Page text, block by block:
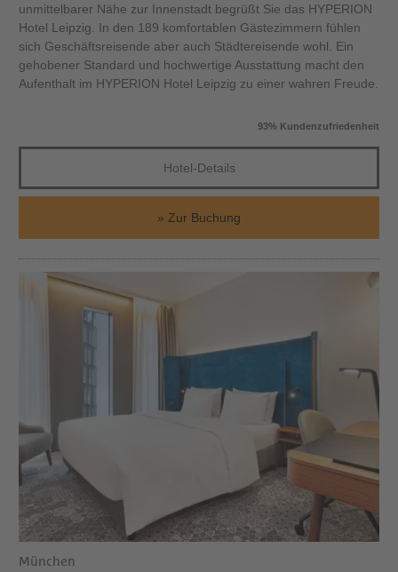
unmittelbarer Nähe zur Innenstadt begrüßt Sie das HYPERION
Hotel Leipzig. In den 189 komfortablen Gästezimmern fühlen
sich Geschäftsreisende aber auch Städtereisende wohl. Ein
gehobener Standard und hochwertige Ausstattung macht den
Aufenthalt im HYPERION Hotel Leipzig zu einer wahren Freude.
93% Kundenzufriedenheit
Hotel-Details
Zur Buchung
München